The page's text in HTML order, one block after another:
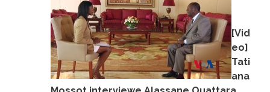
[Vid
eo]
Tati
ana